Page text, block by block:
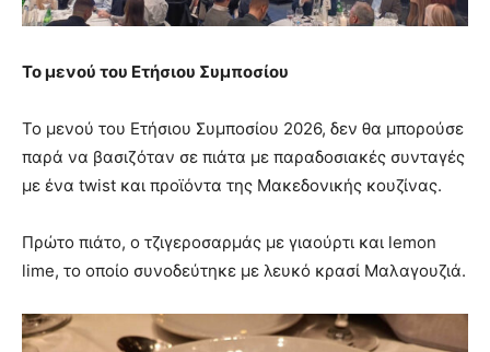
Το μενού του Ετήσιου Συμποσίου
Το μενού του Ετήσιου Συμποσίου 2026, δεν θα μπορούσε
παρά να βασιζόταν σε πιάτα με παραδοσιακές συνταγές
με ένα twist και προϊόντα της Μακεδονικής κουζίνας.
Πρώτο πιάτο, ο τζιγεροσαρμάς με γιαούρτι και lemon
lime, το οποίο συνοδεύτηκε με λευκό κρασί Μαλαγουζιά.